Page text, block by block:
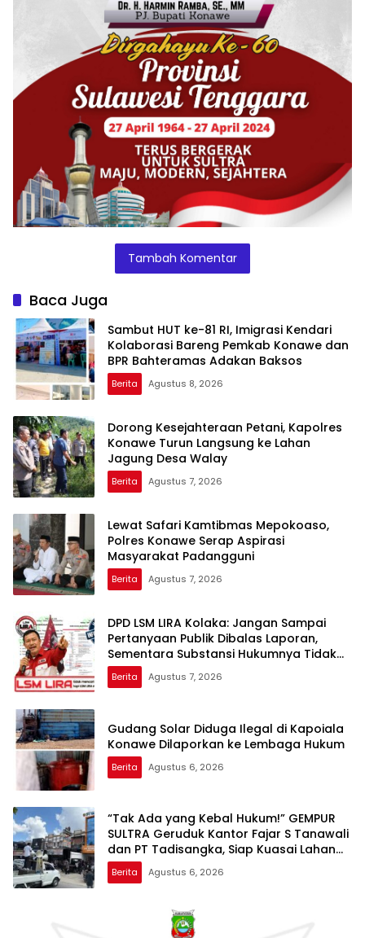
Tambah Komentar
Baca Juga
Sambut HUT ke-81 RI, Imigrasi Kendari
Kolaborasi Bareng Pemkab Konawe dan
BPR Bahteramas Adakan Baksos
Berita Agustus 8, 2026
Dorong Kesejahteraan Petani, Kapolres
Konawe Turun Langsung ke Lahan
Jagung Desa Walay
Berita Agustus 7, 2026
Lewat Safari Kamtibmas Mepokoaso,
Polres Konawe Serap Aspirasi
Masyarakat Padangguni
Berita Agustus 7, 2026
DPD LSM LIRA Kolaka: Jangan Sampai
Pertanyaan Publik Dibalas Laporan,
Sementara Substansi Hukumnya Tidak
Pernah Dijelaskan Secara Terbuka
Berita Agustus 7, 2026
Gudang Solar Diduga Ilegal di Kapoiala
Konawe Dilaporkan ke Lembaga Hukum
Berita Agustus 6, 2026
“Tak Ada yang Kebal Hukum!” GEMPUR
SULTRA Geruduk Kantor Fajar S Tanawali
dan PT Tadisangka, Siap Kuasai Lahan
Puuwatu
Berita Agustus 6, 2026